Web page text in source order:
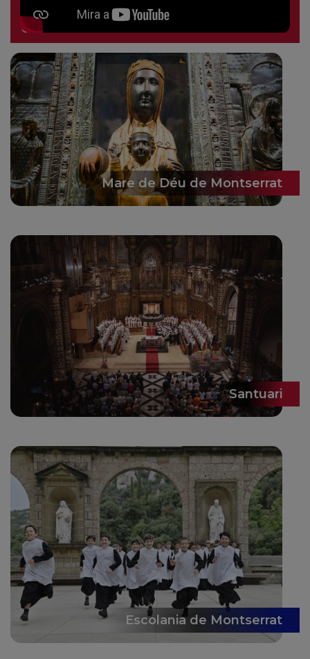
Mare de Déu de Montserrat
Santuari
Escolania de Montserrat